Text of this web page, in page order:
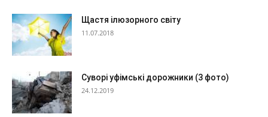
Щастя ілюзорного світу
11.07.2018
Суворі уфімські дорожники (3 фото)
24.12.2019